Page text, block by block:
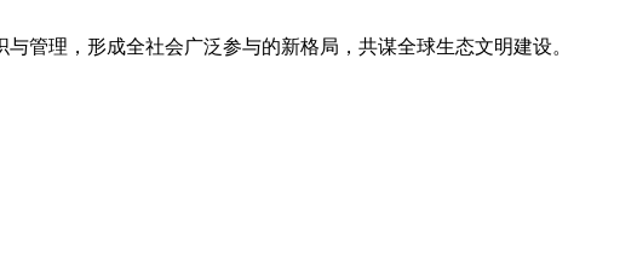
管理，形成全社会广泛参与的新格局，共谋全球生态文明建设。